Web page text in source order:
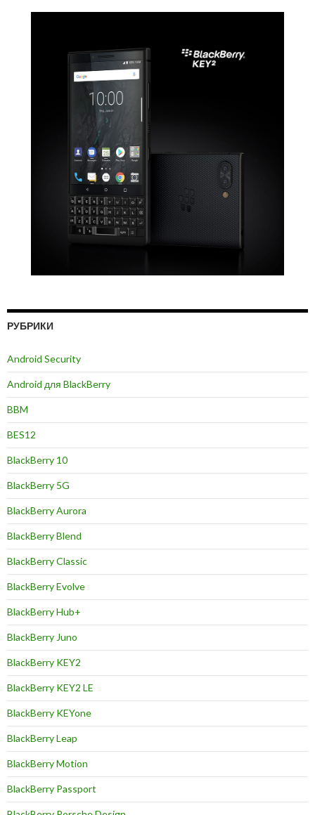
РУБРИКИ
Android Security
Android для BlackBerry
BBM
BES12
BlackBerry 10
BlackBerry 5G
BlackBerry Aurora
BlackBerry Blend
BlackBerry Classic
BlackBerry Evolve
BlackBerry Hub+
BlackBerry Juno
BlackBerry KEY2
BlackBerry KEY2 LE
BlackBerry KEYone
BlackBerry Leap
BlackBerry Motion
BlackBerry Passport